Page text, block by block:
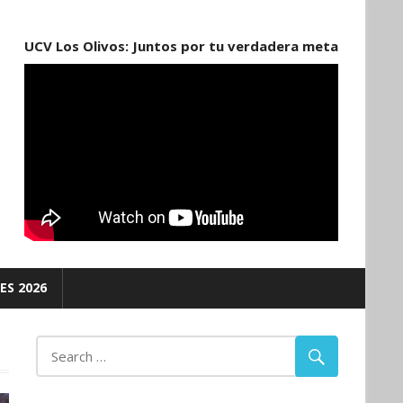
UCV Los Olivos: Juntos por tu verdadera meta
2026